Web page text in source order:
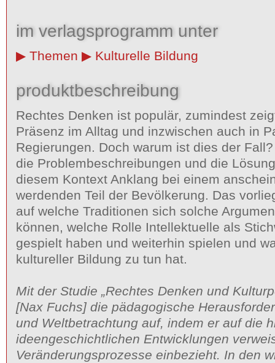
im verlagsprogramm unter
Themen Kulturelle Bildung
produktbeschreibung
Rechtes Denken ist populär, zumindest
Präsenz im Alltag und inzwischen auch in
Regierungen. Doch warum ist dies der
die Problembeschreibungen und die
diesem Kontext Anklang bei einem
werdenden Teil der Bevölkerung. Das
auf welche Traditionen sich solche
können, welche Rolle Intellektuelle als
gespielt haben und weiterhin spielen und
kultureller Bildung zu tun hat.
Mit der Studie „Rechtes Denken und
[Nax Fuchs] die pädagogische
und Weltbetrachtung auf, indem er auf die
ideengeschichtlichen Entwicklungen
Veränderungsprozesse einbezieht. In den